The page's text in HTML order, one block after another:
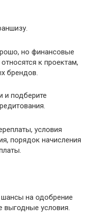
но финансовые
к проектам,
брендов.
и подберите
условия
порядок начисления
на одобрение
выгодные условия.